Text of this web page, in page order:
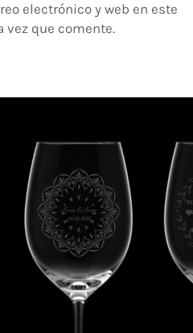
electrónico y web en este
vez que comente.